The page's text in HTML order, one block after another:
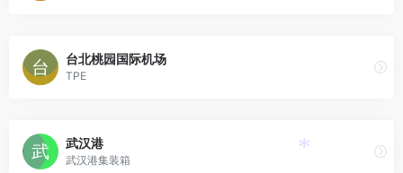
台北桃园国际机场
TPE
武汉港
武汉港集装箱